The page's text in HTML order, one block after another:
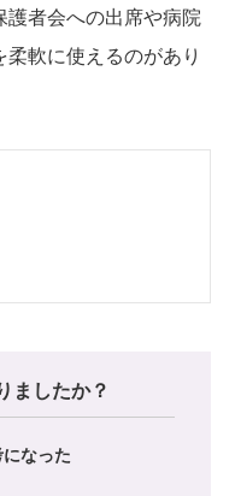
者会への出席や病院
軟に使えるのがあり
ましたか？
なった